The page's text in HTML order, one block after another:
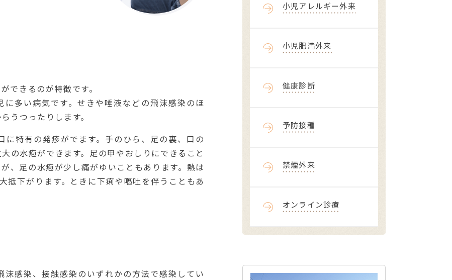
できるのが特徴です。
多い病気です。せきや唾液などの飛沫感染のほ
うつったりします。
特有の発疹がでます。手のひら、足の裏、口の
の水疱ができます。足の甲やおしりにできること
、足の水疱が少し痛がゆいこともあります。熱は
抵下がります。ときに下痢や嘔吐を伴うこともあ
感染、接触感染のいずれかの方法で感染してい
小児アレルギー外来
小児肥満外来
健康診断
予防接種
禁煙外来
オンライン診療